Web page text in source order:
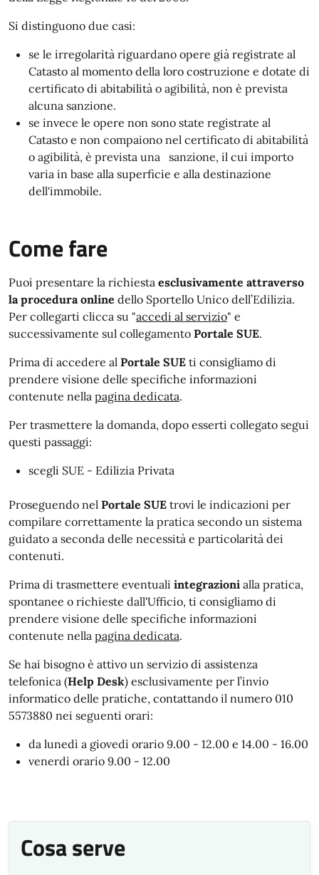
Si distinguono due casi:
se le irregolarità riguardano opere già registrate al
Catasto al momento della loro costruzione e dotate di
certificato di abitabilità o agibilità, non è prevista
alcuna sanzione.
se invece le opere non sono state registrate al
Catasto e non compaiono nel certificato di abitabilità
o agibilità, è prevista una sanzione, il cui importo
varia in base alla superficie e alla destinazione
dell'immobile.
Come fare
Puoi presentare la richiesta esclusivamente attraverso
la procedura online dello Sportello Unico dell’Edilizia.
Per collegarti clicca su "accedi al servizio" e
successivamente sul collegamento Portale SUE.
Prima di accedere al Portale SUE ti consigliamo di
prendere visione delle specifiche informazioni
contenute nella pagina dedicata.
Per trasmettere la domanda, dopo esserti collegato segui
questi passaggi:
scegli SUE - Edilizia Privata
Proseguendo nel Portale SUE trovi le indicazioni per
compilare correttamente la pratica secondo un sistema
guidato a seconda delle necessità e particolarità dei
contenuti.
Prima di trasmettere eventuali integrazioni alla pratica,
spontanee o richieste dall'Ufficio, ti consigliamo di
prendere visione delle specifiche informazioni
contenute nella pagina dedicata.
Se hai bisogno è attivo un servizio di assistenza
telefonica (Help Desk) esclusivamente per l’invio
informatico delle pratiche, contattando il numero 010
5573880 nei seguenti orari:
da lunedì a giovedì orario 9.00 - 12.00 e 14.00 - 16.00
venerdì orario 9.00 - 12.00
Cosa serve